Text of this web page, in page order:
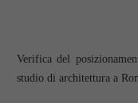
Verifica del
studio di architettura a